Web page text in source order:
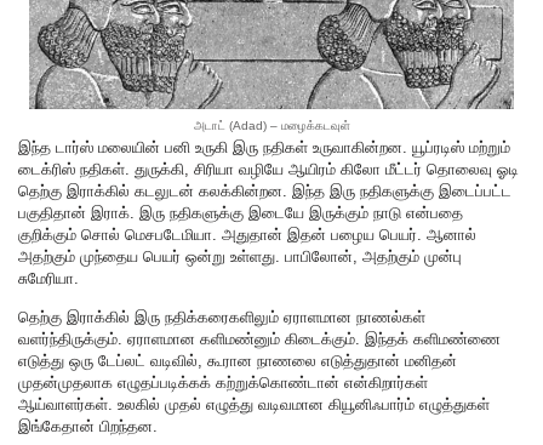
அடாட் (Adad) – மழைக்கடவுள்
இந்த டார்ஸ் மலையின் பனி உருகி இரு நதிகள் உருவாகின்றன. யூப்ரடிஸ் மற்றும்
டைக்ரிஸ் நதிகள். துருக்கி, சிரியா வழியே ஆயிரம் கிலோ மீட்டர் தொலைவு ஓடி
தெற்கு இராக்கில் கடலுடன் கலக்கின்றன. இந்த இரு நதிகளுக்கு இடைப்பட்ட
பகுதிதான் இராக். இரு நதிகளுக்கு இடையே இருக்கும் நாடு என்பதை
குறிக்கும் சொல் மெசபடேமியா. அதுதான் இதன் பழைய பெயர். ஆனால்
அதற்கும் முந்தைய பெயர் ஒன்று உள்ளது. பாபிலோன், அதற்கும் முன்பு
சுமேரியா.
தெற்கு இராக்கில் இரு நதிக்கரைகளிலும் ஏராளமான நாணல்கள்
வளர்ந்திருக்கும். ஏராளமான களிமண்னும் கிடைக்கும். இந்தக் களிமண்ணை
எடுத்து ஒரு டேப்லட் வடிவில், கூரான நாணலை எடுத்துதான் மனிதன்
முதன்முதலாக எழுதப்படிக்கக் கற்றுக்கொண்டான் என்கிறார்கள்
ஆய்வாளர்கள். உலகில் முதல் எழுத்து வடிவமான கியூனிஃபார்ம் எழுத்துகள்
இங்கேதான் பிறந்தன.